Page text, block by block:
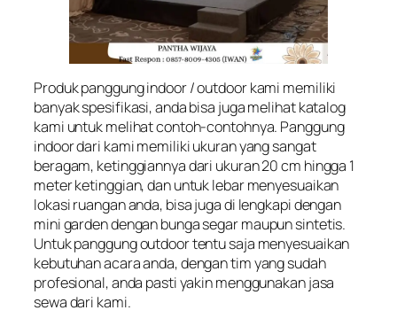
Produk panggung indoor / outdoor kami memiliki
banyak spesifikasi, anda bisa juga melihat katalog
kami untuk melihat contoh-contohnya. Panggung
indoor dari kami memiliki ukuran yang sangat
beragam, ketinggiannya dari ukuran 20 cm hingga 1
meter ketinggian, dan untuk lebar menyesuaikan
lokasi ruangan anda, bisa juga di lengkapi dengan
mini garden dengan bunga segar maupun sintetis.
Untuk panggung outdoor tentu saja menyesuaikan
kebutuhan acara anda, dengan tim yang sudah
profesional, anda pasti yakin menggunakan jasa
sewa dari kami.